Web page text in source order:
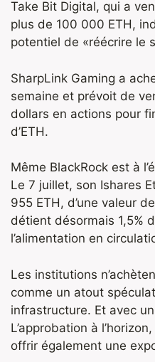
Take Bit Digital, qui a
plus de 100 000 ETH,
potentiel de «réécrire le
SharpLink Gaming a
semaine et prévoit de
dollars en actions pour
d’ETH.
Même BlackRock est à
Le 7 juillet, son Ishares
955 ETH, d’une valeur
détient désormais 1,5%
l’alimentation en
Les institutions
comme un atout
infrastructure. Et avec
L’approbation à
offrir également une